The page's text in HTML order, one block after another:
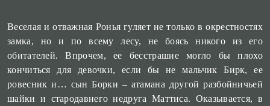
Веселая и отважная Ронья гуляет не только в окрестностях
замка, но и по всему лесу, не боясь никого из его
обитателей. Впрочем, ее бесстрашие могло бы плохо
кончиться для девочки, если бы не мальчик Бирк, ее
ровесник и… сын Борки – атамана другой разбойничьей
шайки и стародавнего недруга Маттиса. Оказывается, в